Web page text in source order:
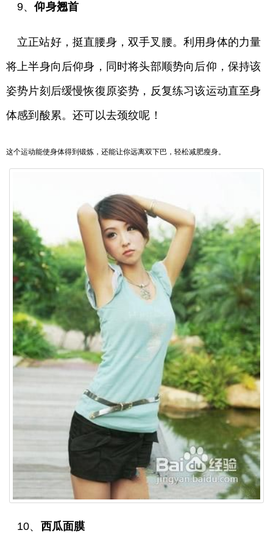
9、仰身翘首
立正站好，挺直腰身，双手叉腰。利用身体的力量
将上半身向后仰身，同时将头部顺势向后仰，保持该
姿势片刻后缓慢恢復原姿势，反复练习该运动直至身
体感到酸累。还可以去颈纹呢！
这个运动能使身体得到锻炼，还能让你远离双下巴，轻松减肥瘦身。
10、 西瓜面膜